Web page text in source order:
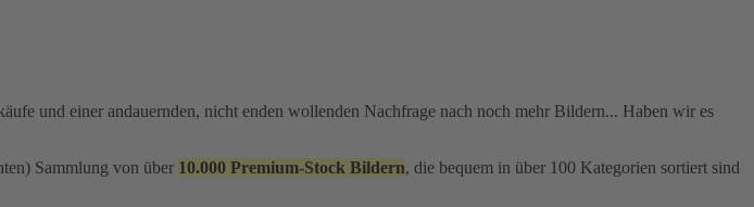
und einer andauernden, nicht enden wollenden Nachfrage nach noch mehr Bildern... Haben wir es
Sammlung von über 10.000 Premium-Stock Bildern, die bequem in über 100 Kategorien sortiert sind